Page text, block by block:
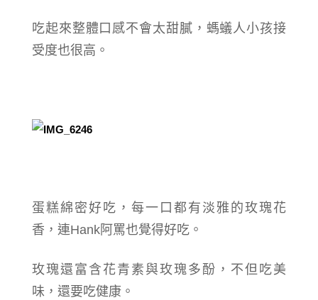
吃起來整體口感不會太甜膩，螞蟻人小孩接
受度也很高。
蛋糕綿密好吃，每一口都有淡雅的玫瑰花
香，連Hank阿罵也覺得好吃。
玫瑰還富含花青素與玫瑰多酚，不但吃美
味，還要吃健康。